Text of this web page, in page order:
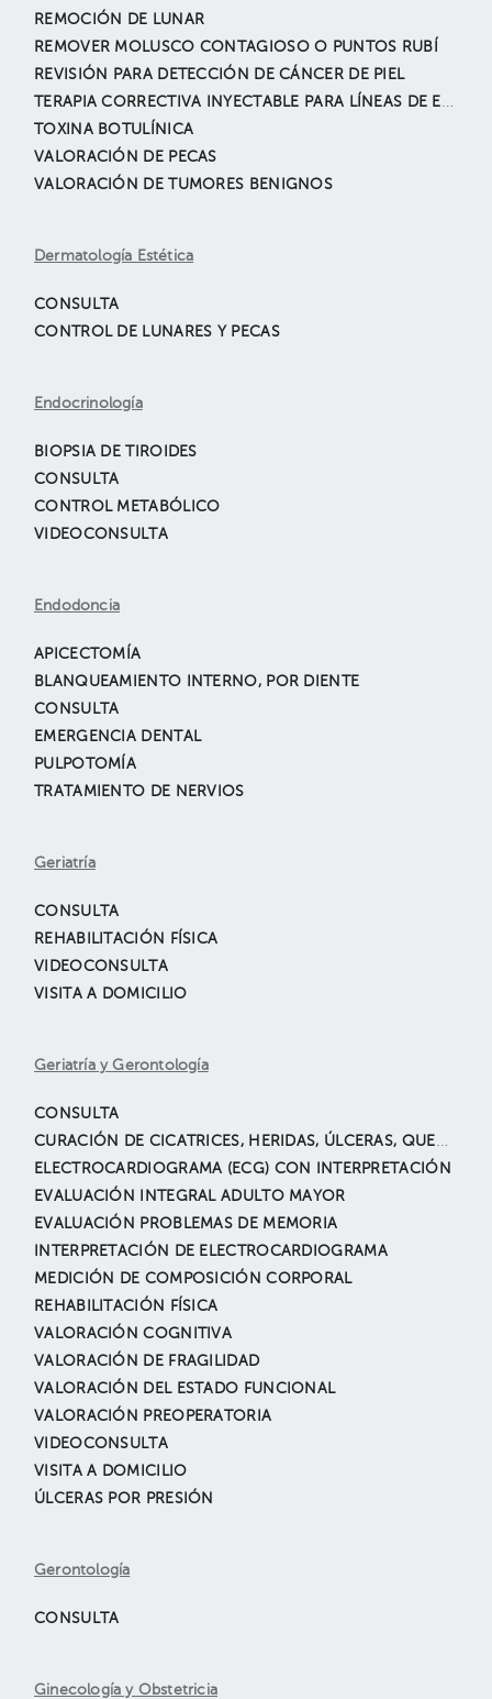
REMOCIÓN DE LUNAR
REMOVER MOLUSCO CONTAGIOSO O PUNTOS RUBÍ
REVISIÓN PARA DETECCIÓN DE CÁNCER DE PIEL
TERAPIA CORRECTIVA INYECTABLE PARA LÍNEAS DE EXPRESIÓN
TOXINA BOTULÍNICA
VALORACIÓN DE PECAS
VALORACIÓN DE TUMORES BENIGNOS
Dermatología Estética
CONSULTA
CONTROL DE LUNARES Y PECAS
Endocrinología
BIOPSIA DE TIROIDES
CONSULTA
CONTROL METABÓLICO
VIDEOCONSULTA
Endodoncia
APICECTOMÍA
BLANQUEAMIENTO INTERNO, POR DIENTE
CONSULTA
EMERGENCIA DENTAL
PULPOTOMÍA
TRATAMIENTO DE NERVIOS
Geriatría
CONSULTA
REHABILITACIÓN FÍSICA
VIDEOCONSULTA
VISITA A DOMICILIO
Geriatría y Gerontología
CONSULTA
CURACIÓN DE CICATRICES, HERIDAS, ÚLCERAS, QUEMADAS. INCLUYE EXTIRPACIÓN O DESBRIDAMIENTO Y CIERRE DIRECTO
ELECTROCARDIOGRAMA (ECG) CON INTERPRETACIÓN
EVALUACIÓN INTEGRAL ADULTO MAYOR
EVALUACIÓN PROBLEMAS DE MEMORIA
INTERPRETACIÓN DE ELECTROCARDIOGRAMA
MEDICIÓN DE COMPOSICIÓN CORPORAL
REHABILITACIÓN FÍSICA
VALORACIÓN COGNITIVA
VALORACIÓN DE FRAGILIDAD
VALORACIÓN DEL ESTADO FUNCIONAL
VALORACIÓN PREOPERATORIA
VIDEOCONSULTA
VISITA A DOMICILIO
ÚLCERAS POR PRESIÓN
Gerontología
CONSULTA
Ginecología y Obstetricia